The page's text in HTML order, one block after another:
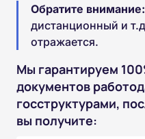
Обратите внимание:
дистанционный и
отражается.
Мы гарантируем
документов
госструктурами,
вы получите: